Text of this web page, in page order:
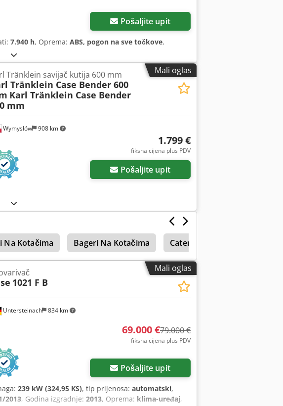
Pošaljite upit
7.940 h, Oprema: ABS, pogon na sve točkove,
Mali oglas
Wymysłów 908 km
Tränklein savijač kutija 600 mm
Tränklein Case Bender 600
Karl Tränklein Case Bender
mm
1.799 €
fiksna cijena plus PDV
Pošaljite upit
Na Kotačima Bageri Na Kotačima Caterpillar 229
Mali oglas
Untersteinach 834 km
1021 F B
69.000 €79.000 €
fiksna cijena plus PDV
Pošaljite upit
239 kW (324,95 KS), tip prijenosa: automatski,
2013, Godina izgradnje: 2013, Oprema: klima-uređaj,